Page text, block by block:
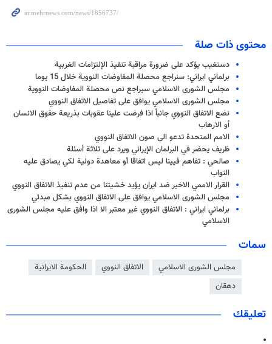
محتوى ذات صلة
دستغيب يؤكد على ضرورة مراقبة تنفيذ الإلتزامات الغربية
برلماني ايراني: سنراجع محصلة المفاوضات النووية خلال 15 يوما
مجلس الشورى الاسلامي سيراجع نص محصلة المفاوضات النووية
مجلس الشورى الاسلامي يوافق على تفاصيل الاتفاق النووي
نضع الاتفاق النووي جانباً اذا فرضت علينا عقوبات بذريعة حقوق الانسان
أو الارهاب
الامم المتحدة تدعو الى صون الاتفاق النووي
ظريف يحضر في البرلمان الإيراني ويرد على ثلاثة أسئلة
صالحي : تفاهم فيينا ليس اتفاقا أو معاهدة دولية لكي يصادق عليه
النواب
القرار الاممي الاخير ضد ايران يؤيد خشيتنا من عدم تنفيذ الاتفاق النووي
مجلس الشورى الاسلامي يوافق على الاتفاق النووي بشكل مبدئي
برلماني ايراني : الاتفاق النووي غير معتبر الا اذا وافق عليه مجلس الشورى
الاسلامي
سمات
مجلس الشورى الاسلامي الاتفاق النووي
الحكومة الايرانية
دهقان
تعليقك